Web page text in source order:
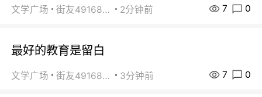
文学广场 街友49168527 2分钟前 7 0
最好的教育是留白
文学广场 街友49168527 3分钟前 7 0